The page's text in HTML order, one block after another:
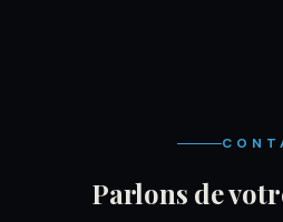
Parlons de